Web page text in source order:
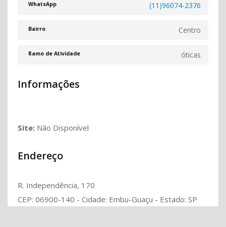
WhatsApp (11)96074-2376
Bairro Centro
Ramo de Atividade óticas
Informações
Site: Não Disponível
Endereço
R. Independência, 170
CEP: 06900-140 - Cidade: Embu-Guaçu - Estado: SP